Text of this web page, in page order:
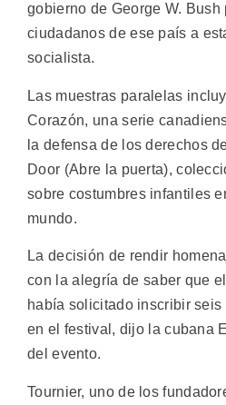
gobierno de George W.
ciudadanos de ese país a
socialista.
Las muestras paralelas
Corazón, una serie
la defensa de los derechos
Door (Abre la puerta),
sobre costumbres infantiles
mundo.
La decisión de rendir
con la alegría de saber que
había solicitado inscribir seis
en el festival, dijo la cubana
del evento.
Tournier, uno de los